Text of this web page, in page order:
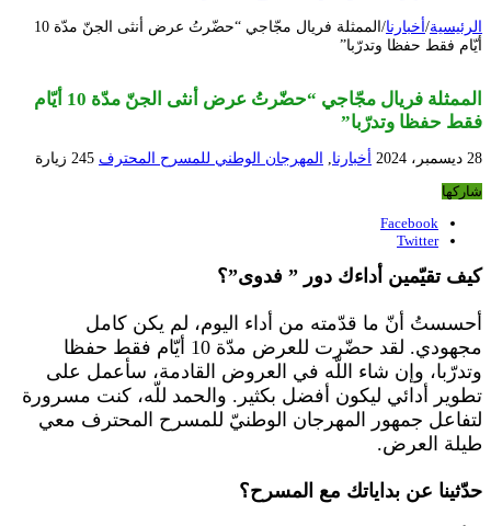
الرئيسية/ أخبارنا/
الممثلة فريال مجّاجي “حضّرتُ عرض أنثى الجنّ مدّة 10
أيّام فقط حفظا وتدرّبا”
الممثلة فريال مجّاجي “حضّرتُ عرض أنثى الجنّ مدّة 10 أيّام
فقط حفظا وتدرّبا”
28 ديسمبر، 2024 أخبارنا, المهرجان الوطني للمسرح المحترف 245 زيارة
شاركها
Facebook
Twitter
كيف تقيّمين أداءك دور ” فدوى”؟
أحسستُ أنّ ما قدّمته من أداء اليوم، لم يكن كامل
مجهودي. لقد حضّرت للعرض مدّة 10 أيّام فقط حفظا
وتدرّبا، وإن شاء اللّه في العروض القادمة، سأعمل على
تطوير أدائي ليكون أفضل بكثير. والحمد للّه، كنت مسرورة
لتفاعل جمهور المهرجان الوطنيّ للمسرح المحترف معي
طيلة العرض.
حدّثينا عن بداياتك مع المسرح؟